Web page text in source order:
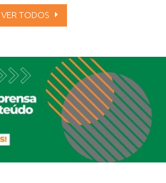
VER TODOS